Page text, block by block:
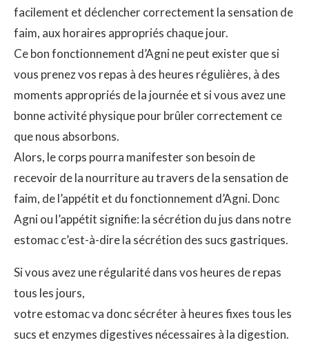
facilement et déclencher correctement la sensation de
faim, aux horaires appropriés chaque jour.
Ce bon fonctionnement d’Agni ne peut exister que si
vous prenez vos repas à des heures régulières, à des
moments appropriés de la journée et si vous avez une
bonne activité physique pour brûler correctement ce
que nous absorbons.
Alors, le corps pourra manifester son besoin de
recevoir de la nourriture au travers de la sensation de
faim, de l’appétit et du fonctionnement d’Agni. Donc
Agni ou l’appétit signifie: la sécrétion du jus dans notre
estomac c’est-à-dire la sécrétion des sucs gastriques.
Si vous avez une régularité dans vos heures de repas
tous les jours,
votre estomac va donc sécréter à heures fixes tous les
sucs et enzymes digestives nécessaires à la digestion.